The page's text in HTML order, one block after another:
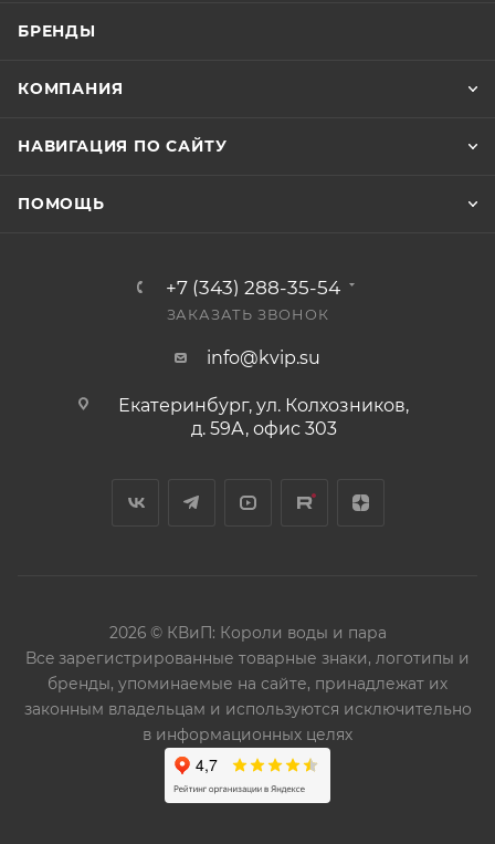
БРЕНДЫ
КОМПАНИЯ
НАВИГАЦИЯ ПО САЙТУ
ПОМОЩЬ
+7 (343) 288-35-54
ЗАКАЗАТЬ ЗВОНОК
info@kvip.su
Екатеринбург, ул. Колхозников,
д. 59А, офис 303
2026 © КВиП: Короли воды и пара
Bce зарегистрированные товарные знаки, логотипы и
бренды, упоминаемые на сайте, принадлежат их
законным владельцам и используются исключительно
в информационных целях